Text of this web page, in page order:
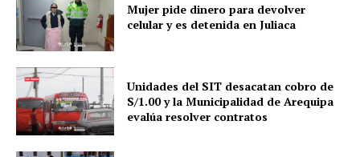
Mujer pide dinero para devolver
celular y es detenida en Juliaca
Unidades del SIT desacatan cobro de
S/1.00 y la Municipalidad de Arequipa
evalúa resolver contratos